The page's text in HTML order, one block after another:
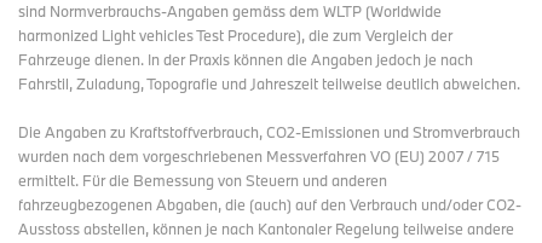
sind Normverbrauchs-Angaben gemäss dem WLTP (Worldwide
harmonized Light vehicles Test Procedure), die zum Vergleich der
Fahrzeuge dienen. In der Praxis können die Angaben jedoch je nach
Fahrstil, Zuladung, Topografie und Jahreszeit teilweise deutlich abweichen.
Die Angaben zu Kraftstoffverbrauch, CO2-Emissionen und Stromverbrauch
wurden nach dem vorgeschriebenen Messverfahren VO (EU) 2007 / 715
ermittelt. Für die Bemessung von Steuern und anderen
fahrzeugbezogenen Abgaben, die (auch) auf den Verbrauch und/oder CO2-
Ausstoss abstellen, können je nach Kantonaler Regelung teilweise andere